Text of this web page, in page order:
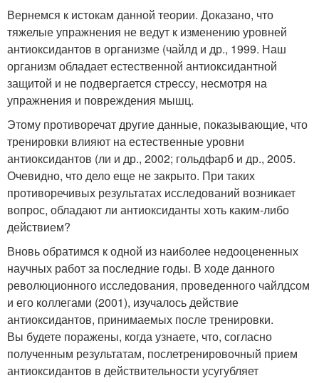
Вернемся к истокам данной теории. Доказано, что
тяжелые упражнения не ведут к изменению уровней
антиоксидантов в организме (чайлд и др., 1999. Наш
организм обладает естественной антиоксидантной
защитой и не подвергается стрессу, несмотря на
упражнения и повреждения мышц.
Этому противоречат другие данные, показывающие, что
тренировки влияют на естественные уровни
антиоксидантов (ли и др., 2002; гольдфарб и др., 2005.
Очевидно, что дело еще не закрыто. При таких
противоречивых результатах исследований возникает
вопрос, обладают ли антиоксиданты хоть каким-либо
действием?
Вновь обратимся к одной из наиболее недооцененных
научных работ за последние годы. В ходе данного
революционного исследования, проведенного чайлдсом
и его коллегами (2001), изучалось действие
антиоксидантов, принимаемых после тренировки.
Вы будете поражены, когда узнаете, что, согласно
полученным результатам, послетренировочный прием
антиоксидантов в действительности усугубляет